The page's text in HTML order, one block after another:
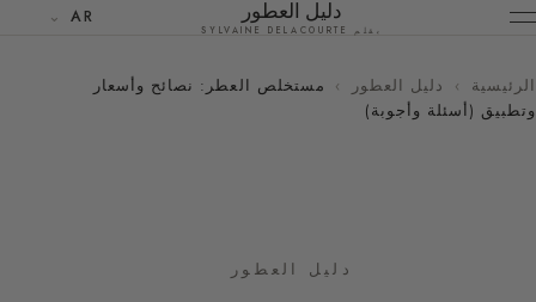
دليل العطور
بقلم SYLVAINE DELACOURTE
AR
الرئيسية › دليل العطور ›
مستخلص العطر: نصائح وأسعار
وتطبيق (أسئلة وأجوبة)
دليل العطور